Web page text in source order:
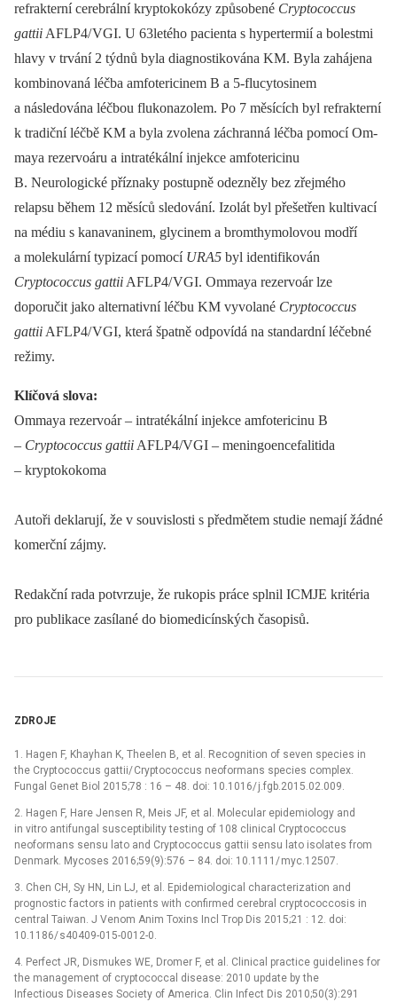
refrakterní cerebrální kryptokokózy způsobené Cryptococcus
gattii AFLP4/ VGI. U 63letého pa­cienta s hypertermií a bolestmi
hlavy v trvání 2 týdnů byla dia­gnostikována KM. Byla zahájena
kombinovaná léčba amfotericinem B a 5-flucytosinem
a následována léčbou flukonazolem. Po 7 měsících byl refrakterní
k tradiční léčbě KM a byla zvolena záchran­ná léčba pomocí Om­
maya rezervoáru a intratékální injekce amfotericinu
B. Neurologické příznaky postupně odezněly bez zřejmého
relapsu během 12 měsíců sledování. Izolát byl přešetřen kultivací
na médiu s kanavaninem, glycinem a bromthymolovou modří
a molekulární typizací pomocí URA5 byl identifikován
Cryptococcus gattii AFLP4/ VGI. Om­maya rezervoár lze
doporučit jako alternativní léčbu KM vyvolané Cryptococcus
gattii AFLP4/ VGI, která špatně odpovídá na standardní léčebné
režimy.
Klíčová slova:
Ommaya rezervoár –⁠ intratékální injekce amfotericinu B
–⁠ Cryptococcus gattii AFLP4/VGI –⁠ meningoencefalitida
–⁠ kryptokokoma
Autoři deklarují, že v souvislosti s předmětem studie nemají žádné
komerční zájmy.
Redakční rada potvrzuje, že rukopis práce splnil ICMJE kritéria
pro publikace zasílané do biomedicínských časopisů.
ZDROJE
1. Hagen F, Khayhan K, Theelen B, et al. Recognition of seven species in
the Cryptococcus gattii/ Cryptococcus neoformans species complex.
Fungal Genet Biol 2015;78 : 16 –⁠ 48. doi: 10.1016/ j.fgb.2015.02.009.
2. Hagen F, Hare Jensen R, Meis JF, et al. Molecular epidemiology and
in vitro antifungal susceptibility test­ing of 108 clinical Cryptococcus
neoformans sensu lato and Cryptococcus gattii sensu lato isolates from
Denmark. Mycoses 2016;59(9):576 –⁠ 84. doi: 10.1111/ myc.12507.
3. Chen CH, Sy HN, Lin LJ, et al. Epidemiological characterization and
prognostic factors in patients with confirmed cerebral cryptococcosis in
central Taiwan. J Venom Anim Toxins Incl Trop Dis 2015;21 : 12. doi:
10.1186/ s40409-015-0012-0.
4. Perfect JR, Dismukes WE, Dromer F, et al. Clinical practice guidelines for
the management of cryptococcal disease: 2010 update by the
Infectious Diseases Society of America. Clin Infect Dis 2010;50(3):291